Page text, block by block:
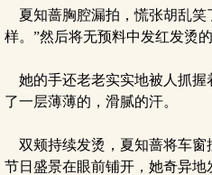
夏知蔷胸腔漏拍，慌张胡乱笑
样。”然后将无预料中发红发烫
她的手还老老实实地被人抓握
了一层薄薄的，滑腻的汗。
双颊持续发烫，夏知蔷将车窗
节日盛景在眼前铺开，她奇异